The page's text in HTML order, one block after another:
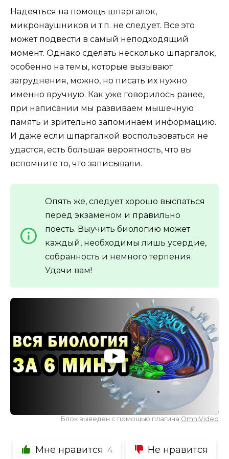
Надеяться на помощь шпаргалок,
микронаушников и т.п. не следует. Все это
может подвести в самый неподходящий
момент. Однако сделать несколько шпаргалок,
особенно на темы, которые вызывают
затруднения, можно, но писать их нужно
именно вручную. Как уже говорилось ранее,
при написании мы развиваем мышечную
память и зрительно запоминаем информацию.
И даже если шпаргалкой воспользоваться не
удастся, есть большая вероятность, что вы
вспомните то, что записывали.
Опять же, следует хорошо выспаться
перед экзаменом и правильно
поесть. Выучить биологию может
каждый, необходимы лишь усердие,
собранность и немного терпения.
Удачи вам!
Блок выведен с помощью плагина OmniVideo
Мне нравится 4 Не нравится